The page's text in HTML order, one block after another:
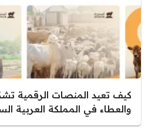
كيف تعيد المنصات الرقمية
والعطاء في المملكة العربية